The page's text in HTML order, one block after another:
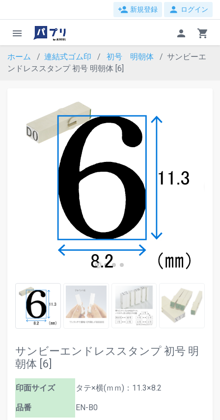
person_add 新規登録 person ログイン
menu person shopping_cart
ホーム 連結式ゴム印 初号 明朝体
サンビーエ
ンドレススタンプ 初号 明朝体 [6]
サンビーエンドレススタンプ 初号 明
朝体 [6]
印面サイズ タテ×横(ｍｍ)：11.3×8.2
品番 EN-B0